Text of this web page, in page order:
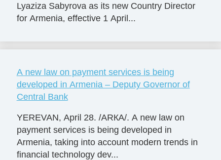
Lyaziza Sabyrova as its new Country Director
for Armenia, effective 1 April...
A new law on payment services is being
developed in Armenia – Deputy Governor of
Central Bank
YEREVAN, April 28. /ARКА/. A new law on
payment services is being developed in
Armenia, taking into account modern trends in
financial technology dev...